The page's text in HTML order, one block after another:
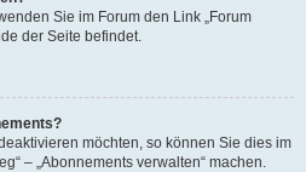
Sie im Forum den Link „Forum
der Seite befindet.
möchten, so können Sie dies im
– „Abonnements verwalten“ machen.